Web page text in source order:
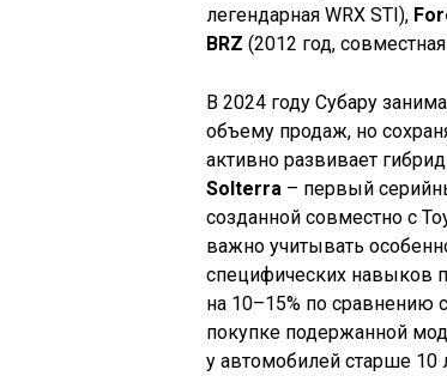
легендарная WRX STI),
BRZ (2012 год,
В 2024 году Субару
объему продаж, но
активно развивает
Solterra – первый
созданной совместно с
важно учитывать
специфических навыков
на 10–15% по сравнению
покупке подержанной
у автомобилей старше 10